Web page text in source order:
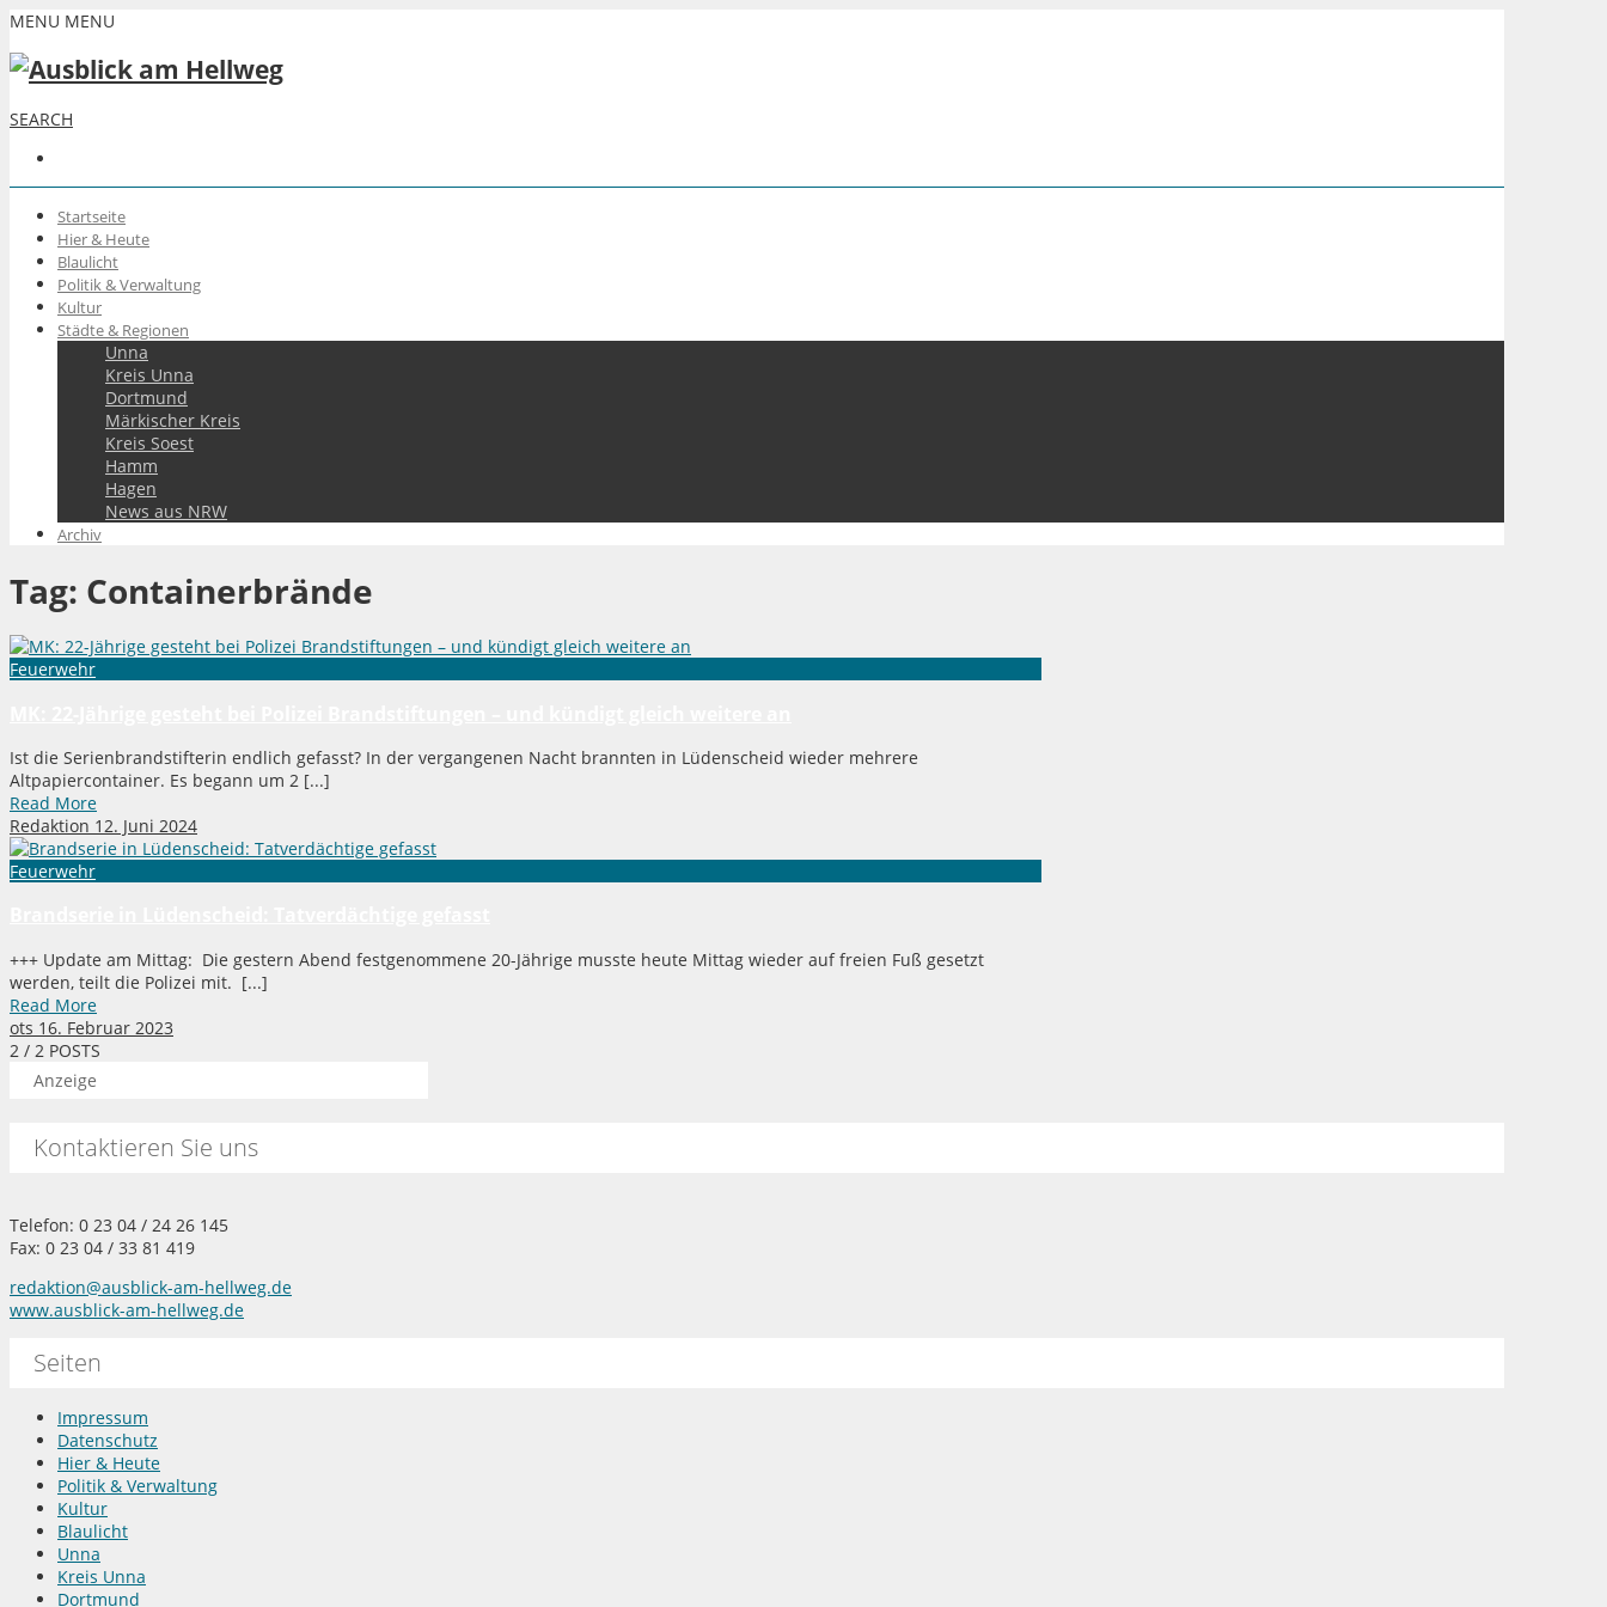
MENU MENU
SEARCH
Startseite
Hier & Heute
Blaulicht
Politik & Verwaltung
Kultur
Städte & Regionen
Unna
Kreis Unna
Dortmund
Märkischer Kreis
Kreis Soest
Hamm
Hagen
News aus NRW
Archiv
Tag: Containerbrände
Feuerwehr
Ist die Serienbrandstifterin endlich gefasst? In der vergangenen Nacht brannten in Lüdenscheid wieder mehrere
Altpapiercontainer. Es begann um 2 [...]
Read More
Redaktion 12. Juni 2024
Feuerwehr
+++ Update am Mittag: Die gestern Abend festgenommene 20-Jährige musste heute Mittag wieder auf freien Fuß gesetzt
werden, teilt die Polizei mit. [...]
Read More
ots 16. Februar 2023
2 / 2 POSTS
Anzeige
Kontaktieren Sie uns
Telefon: 0 23 04 / 24 26 145
Fax: 0 23 04 / 33 81 419
redaktion@ausblick-am-hellweg.de
www.ausblick-am-hellweg.de
Seiten
Impressum
Datenschutz
Hier & Heute
Politik & Verwaltung
Kultur
Blaulicht
Unna
Kreis Unna
Dortmund